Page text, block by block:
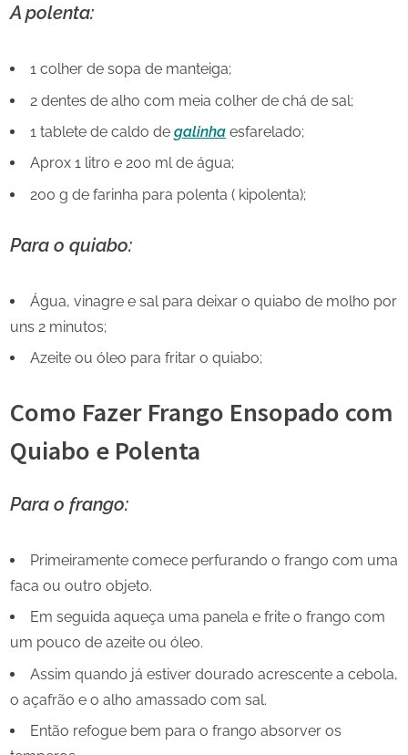
A polenta:
1 colher de sopa de manteiga;
2 dentes de alho com meia colher de chá de sal;
1 tablete de caldo de galinha esfarelado;
Aprox 1 litro e 200 ml de água;
200 g de farinha para polenta ( kipolenta);
Para o quiabo:
Água, vinagre e sal para deixar o quiabo de molho por
uns 2 minutos;
Azeite ou óleo para fritar o quiabo;
Como Fazer Frango Ensopado com
Quiabo e Polenta
Para o frango:
Primeiramente comece perfurando o frango com uma
faca ou outro objeto.
Em seguida aqueça uma panela e frite o frango com
um pouco de azeite ou óleo.
Assim quando já estiver dourado acrescente a cebola,
o açafrão e o alho amassado com sal.
Então refogue bem para o frango absorver os